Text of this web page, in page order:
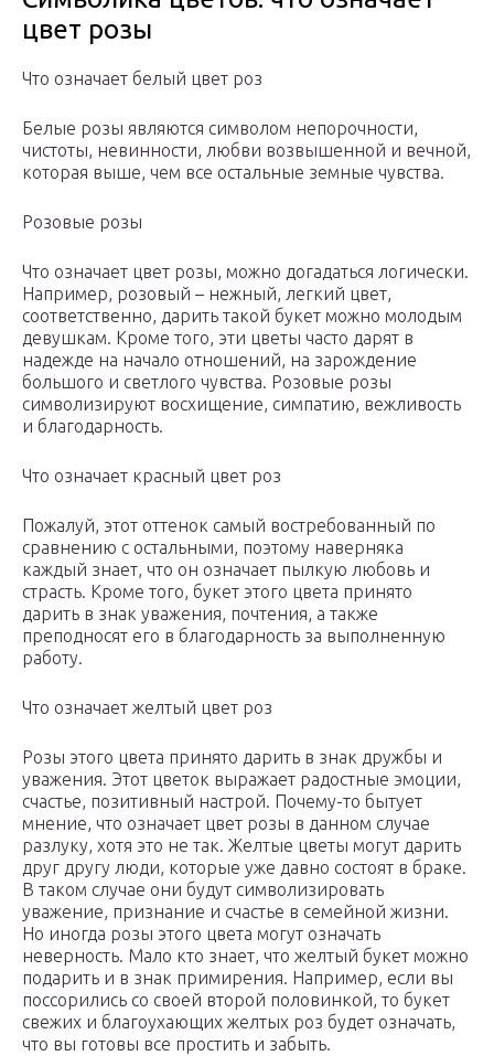
цвет розы
Что означает белый цвет роз
Белые розы являются символом непорочности,
чистоты, невинности, любви возвышенной и вечной,
которая выше, чем все остальные земные чувства.
Розовые розы
Что означает цвет розы, можно догадаться логически.
Например, розовый – нежный, легкий цвет,
соответственно, дарить такой букет можно молодым
девушкам. Кроме того, эти цветы часто дарят в
надежде на начало отношений, на зарождение
большого и светлого чувства. Розовые розы
символизируют восхищение, симпатию, вежливость
и благодарность.
Что означает красный цвет роз
Пожалуй, этот оттенок самый востребованный по
сравнению с остальными, поэтому наверняка
каждый знает, что он означает пылкую любовь и
страсть. Кроме того, букет этого цвета принято
дарить в знак уважения, почтения, а также
преподносят его в благодарность за выполненную
работу.
Что означает желтый цвет роз
Розы этого цвета принято дарить в знак дружбы и
уважения. Этот цветок выражает радостные эмоции,
счастье, позитивный настрой. Почему-то бытует
мнение, что означает цвет розы в данном случае
разлуку, хотя это не так. Желтые цветы могут дарить
друг другу люди, которые уже давно состоят в браке.
В таком случае они будут символизировать
уважение, признание и счастье в семейной жизни.
Но иногда розы этого цвета могут означать
неверность. Мало кто знает, что желтый букет можно
подарить и в знак примирения. Например, если вы
поссорились со своей второй половинкой, то букет
свежих и благоухающих желтых роз будет означать,
что вы готовы все простить и забыть.